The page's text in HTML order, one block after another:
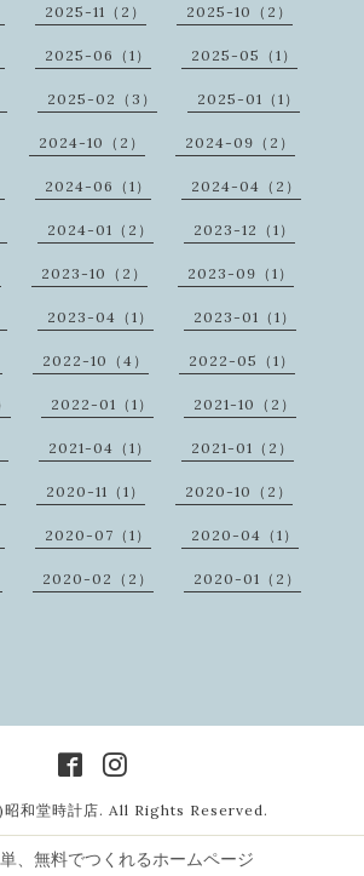
2025-11（2） 2025-10（2）
2025-06（1） 2025-05（1）
2025-02（3） 2025-01（1）
2024-10（2） 2024-09（2）
2024-06（1） 2024-04（2）
2024-01（2） 2023-12（1）
2023-10（2） 2023-09（1）
2023-04（1） 2023-01（1）
2022-10（4） 2022-05（1）
2022-01（1） 2021-10（2）
2021-04（1） 2021-01（2）
2020-11（1） 2020-10（2）
2020-07（1） 2020-04（1）
2020-02（2） 2020-01（2）
昭和堂時計店. All Rights Reserved.
、無料でつくれるホームページ